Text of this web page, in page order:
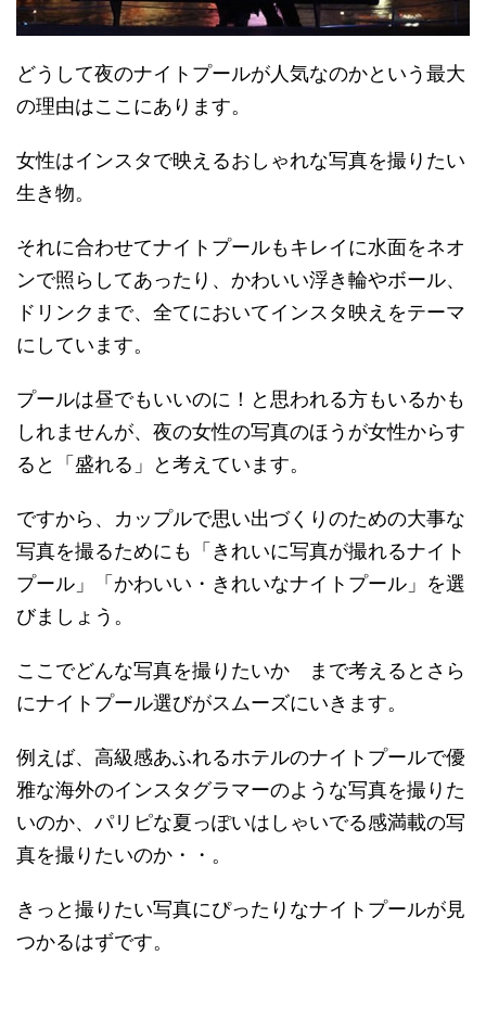
どうして夜のナイトプールが人気なのかという最大
の理由はここにあります。
女性はインスタで映えるおしゃれな写真を撮りたい
生き物。
それに合わせてナイトプールもキレイに水面をネオ
ンで照らしてあったり、かわいい浮き輪やボール、
ドリンクまで、全てにおいてインスタ映えをテーマ
にしています。
プールは昼でもいいのに！と思われる方もいるかも
しれませんが、夜の女性の写真のほうが女性からす
ると
「盛れる」 と考えています。
ですから、カップルで思い出づくりのための大事な
写真を撮るためにも 「きれいに写真が撮れるナイト
プール」「かわいい・きれいなナイトプール」を選
びましょう。
ここでどんな写真を撮りたいか まで考えるとさら
にナイトプール選びがスムーズにいきます。
例えば、高級感あふれるホテルのナイトプールで優
雅な海外のインスタグラマーのような写真を撮りた
いのか、パリピな夏っぽいはしゃいでる感満載の写
真を撮りたいのか・・。
きっと撮りたい写真にぴったりなナイトプールが見
つかるはずです。